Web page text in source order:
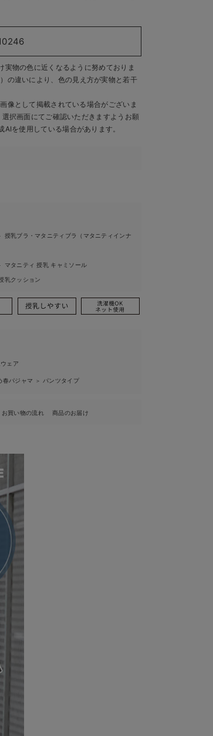
物の色に近くなるように努めておりま
の違いにより、色の見え方が実物と若干
像として掲載されている場合がございま
択画面にてご確認いただきますようお願
を使用している場合があります。
授乳ブラ・マタニティブラ（マタニティインナ
マタニティ 授乳 キャミソール
乳クッション
ェア
春パジャマ ＞ パンツタイプ
お買い物の流れ 商品のお届け